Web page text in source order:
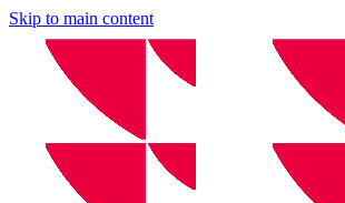
Skip to main content